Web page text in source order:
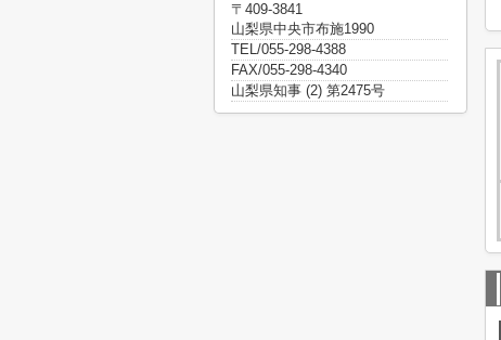
〒409-3841
山梨県中央市布施1990
TEL/055-298-4388
FAX/055-298-4340
山梨県知事 (2) 第2475号